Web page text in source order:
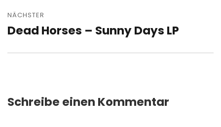
NÄCHSTER
Nächster
Dead Horses – Sunny Days LP
Schreibe einen Kommentar